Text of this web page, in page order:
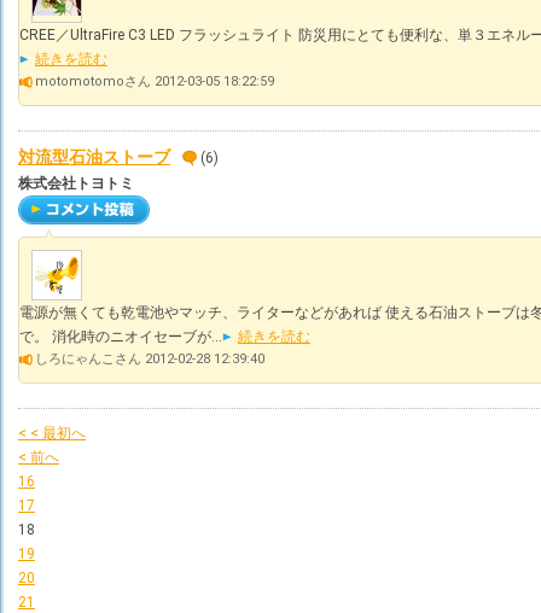
CREE／UltraFire C3 LED フラッシュライト 防災用にとても便利な、単３エネル
続きを読む
motomotomoさん 2012-03-05 18:22:59
対流型石油ストーブ
(6)
株式会社トヨトミ
電源が無くても乾電池やマッチ、ライターなどがあれば 使える石油ストーブは
で。 消化時のニオイセーブが...
続きを読む
しろにゃんこさん 2012-02-28 12:39:40
< < 最初へ
< 前へ
16
17
18
19
20
21